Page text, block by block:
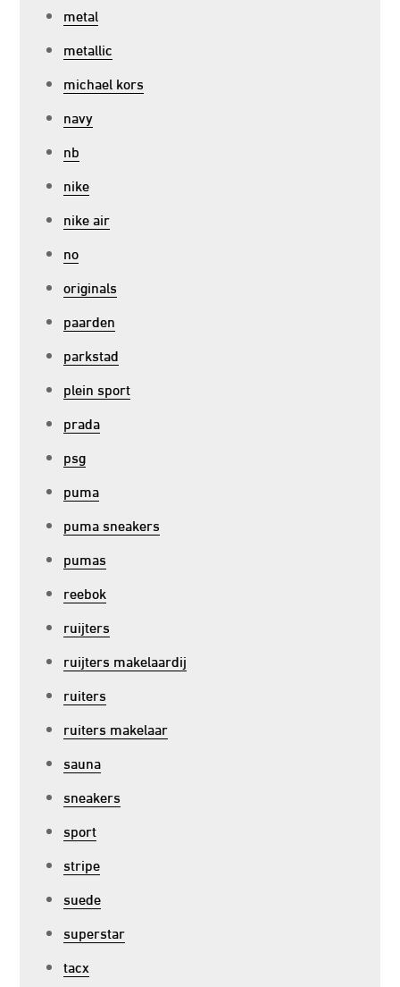
metal
metallic
michael kors
navy
nb
nike
nike air
no
originals
paarden
parkstad
plein sport
prada
psg
puma
puma sneakers
pumas
reebok
ruijters
ruijters makelaardij
ruiters
ruiters makelaar
sauna
sneakers
sport
stripe
suede
superstar
tacx